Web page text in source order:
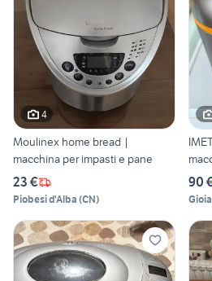
4
Moulinex home bread |
macchina per impasti e pane
23 €
Piobesi d'Alba (CN)
90